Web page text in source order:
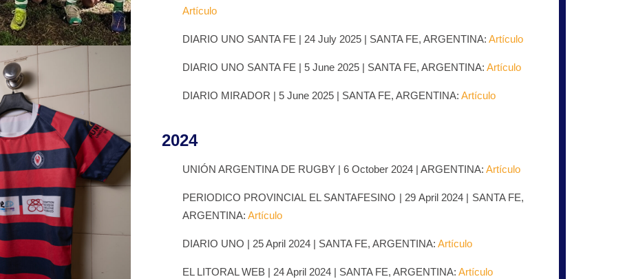
Artículo
DIARIO UNO SANTA FE | 24 July 2025 | SANTA FE, ARGENTINA: Artículo
DIARIO UNO SANTA FE | 5 June 2025 | SANTA FE, ARGENTINA: Artículo
DIARIO MIRADOR | 5 June 2025 | SANTA FE, ARGENTINA: Artículo
2024
UNIÓN ARGENTINA DE RUGBY | 6 October 2024 | ARGENTINA: Artículo
PERIODICO PROVINCIAL EL SANTAFESINO | 29 April 2024 | SANTA FE,
ARGENTINA: Artículo
DIARIO UNO | 25 April 2024 | SANTA FE, ARGENTINA: Artículo
EL LITORAL WEB | 24 April 2024 | SANTA FE, ARGENTINA: Artículo